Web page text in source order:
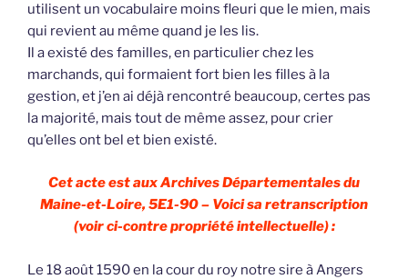
utilisent un vocabulaire moins fleuri que le mien, mais
qui revient au même quand je les lis.
Il a existé des familles, en particulier chez les
marchands, qui formaient fort bien les filles à la
gestion, et j’en ai déjà rencontré beaucoup, certes pas
la majorité, mais tout de même assez, pour crier
qu’elles ont bel et bien existé.
Cet acte est aux Archives Départementales du
Maine-et-Loire, 5E1-90 – Voici sa retranscription
(voir ci-contre propriété intellectuelle) :
Le 18 août 1590 en la cour du roy notre sire à Angers